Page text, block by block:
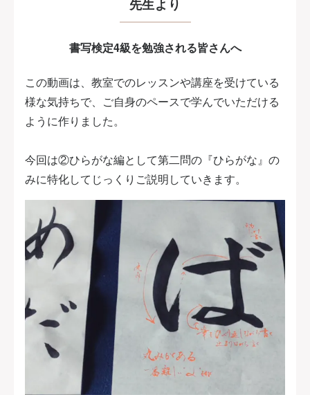
先生より
書写検定4級を勉強される皆さんへ
この動画は、教室でのレッスンや講座を受けている
様な気持ちで、ご自身のペースで学んでいただける
ように作りました。
今回は②ひらがな編として第二問の『ひらがな』の
みに特化してじっくりご説明していきます。